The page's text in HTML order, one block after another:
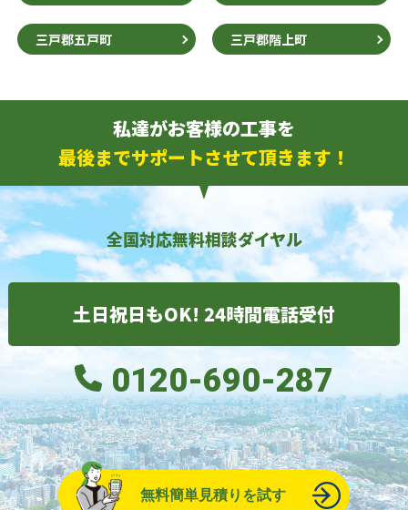
三戸郡五戸町 三戸郡階上町
私達がお客様の工事を
最後までサポートさせて頂きます！
全国対応無料相談ダイヤル
土日祝日もOK! 24時間電話受付
0120-690-287
無料簡単見積りを試す